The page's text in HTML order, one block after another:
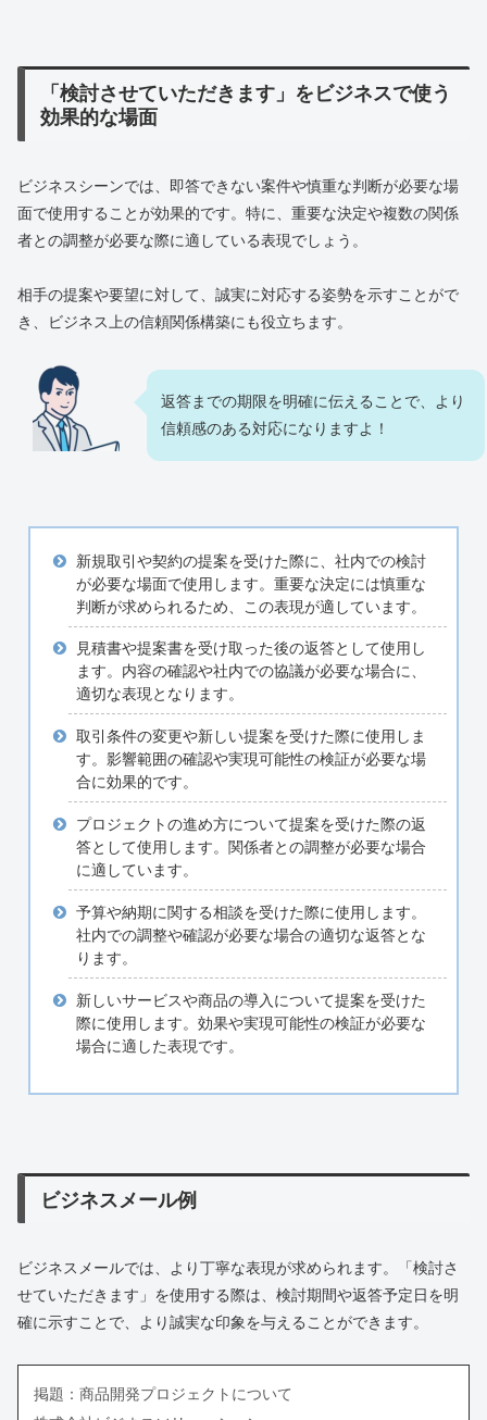
「検討させていただきます」をビジネスで使う
効果的な場面
ビジネスシーンでは、即答できない案件や慎重な判断が必要な場
面で使用することが効果的です。特に、重要な決定や複数の関係
者との調整が必要な際に適している表現でしょう。
相手の提案や要望に対して、誠実に対応する姿勢を示すことがで
き、ビジネス上の信頼関係構築にも役立ちます。
返答までの期限を明確に伝えることで、より
信頼感のある対応になりますよ！
新規取引や契約の提案を受けた際に、社内での検討
が必要な場面で使用します。重要な決定には慎重な
判断が求められるため、この表現が適しています。
見積書や提案書を受け取った後の返答として使用し
ます。内容の確認や社内での協議が必要な場合に、
適切な表現となります。
取引条件の変更や新しい提案を受けた際に使用しま
す。影響範囲の確認や実現可能性の検証が必要な場
合に効果的です。
プロジェクトの進め方について提案を受けた際の返
答として使用します。関係者との調整が必要な場合
に適しています。
予算や納期に関する相談を受けた際に使用します。
社内での調整や確認が必要な場合の適切な返答とな
ります。
新しいサービスや商品の導入について提案を受けた
際に使用します。効果や実現可能性の検証が必要な
場合に適した表現です。
ビジネスメール例
ビジネスメールでは、より丁寧な表現が求められます。「検討さ
せていただきます」を使用する際は、検討期間や返答予定日を明
確に示すことで、より誠実な印象を与えることができます。
掲題：商品開発プロジェクトについて